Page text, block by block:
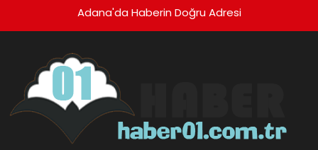
Adana'da Haberin Doğru Adresi